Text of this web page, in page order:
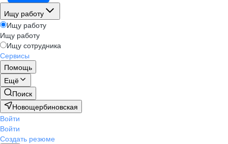
Ищу работу
Ищу работу
Ищу работу
Ищу сотрудника
Сервисы
Помощь
Ещё
Поиск
Новощербиновская
Войти
Войти
Создать резюме